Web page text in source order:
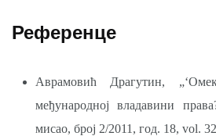
Референце
Аврамовић Драгутин,
међународној владавини
мисао, број 2/2011, год. 18, vol.